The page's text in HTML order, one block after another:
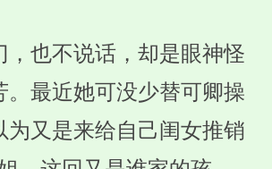
也不说话，却是眼神怪
。最近她可没少替可卿操
为又是来给自己闺女推销